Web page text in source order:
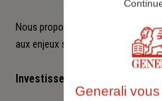
Nous proposons à nos clients des
aux enjeux sociétaux et
Investisseur responsable
Generali